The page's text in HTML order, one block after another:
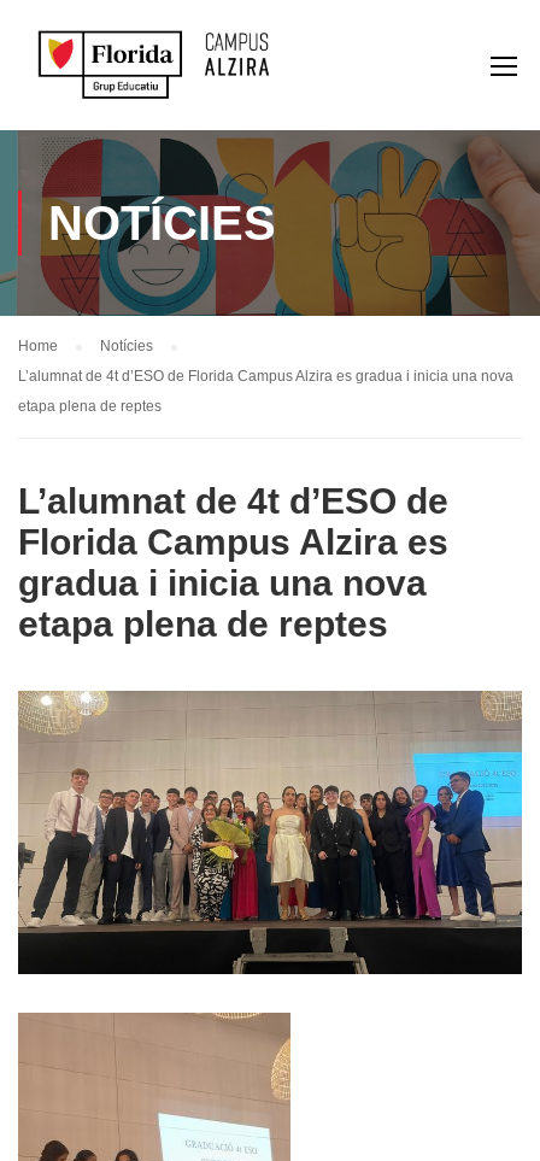
NOTÍCIES
Home
Notícies
L’alumnat de 4t d’ESO de Florida Campus Alzira es gradua i inicia una nova
etapa plena de reptes
L’alumnat de 4t d’ESO de
Florida Campus Alzira es
gradua i inicia una nova
etapa plena de reptes